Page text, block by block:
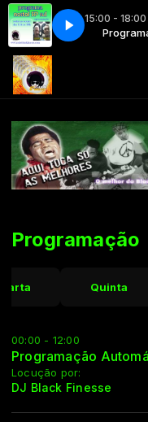
15:00 - 18:00
Dj Arnaldo
Programação
Quinta
00:00 - 12:00
Programação
Locução por:
DJ Black Finesse